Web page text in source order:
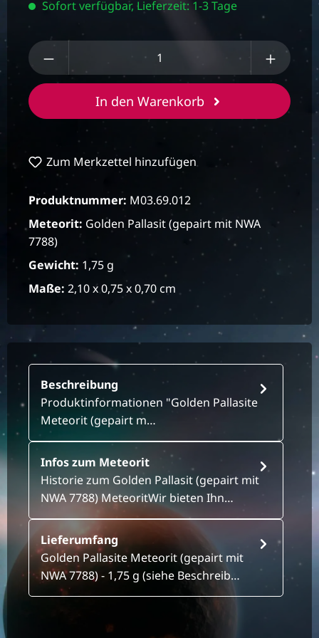
Sofort verfügbar, Lieferzeit: 1-3 Tage
Produkt Anzahl: Gib den gewünschten
In den Warenkorb
Zum Merkzettel hinzufügen
Produktnummer: M03.69.012
Meteorit: Golden Pallasit (gepairt mit NWA
7788)
Gewicht: 1,75 g
Maße: 2,10 x 0,75 x 0,70 cm
Beschreibung
Produktinformationen "Golden Pallasite
Meteorit (gepairt m…
Infos zum Meteorit
Historie zum Golden Pallasit (gepairt mit
NWA 7788) MeteoritWir bieten Ihn…
Lieferumfang
Golden Pallasite Meteorit (gepairt mit
NWA 7788) - 1,75 g (siehe Beschreib…